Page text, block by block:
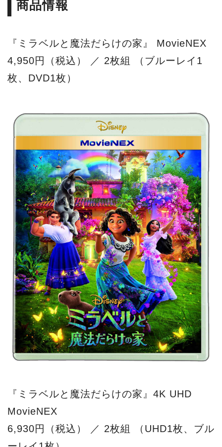
商品情報
『ミラベルと魔法だらけの家』 MovieNEX
4,950円（税込） ／ 2枚組 （ブルーレイ1
枚、DVD1枚）
『ミラベルと魔法だらけの家』4K UHD
MovieNEX
6,930円（税込） ／ 2枚組 （UHD1枚、ブル